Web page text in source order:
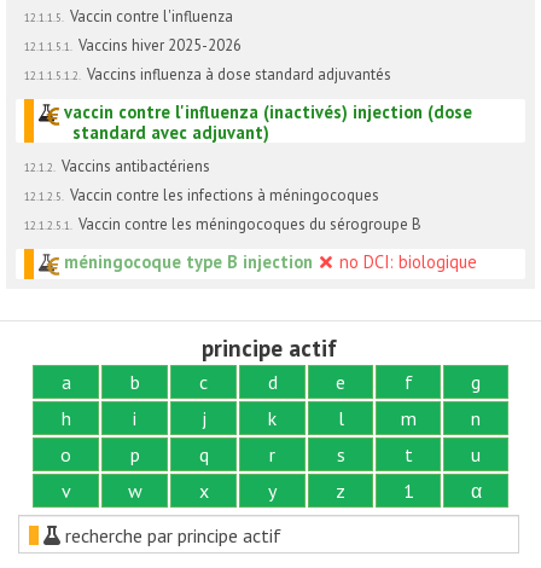
12.1.1.5. Vaccin contre l'influenza
12.1.1.5.1. Vaccins hiver 2025-2026
12.1.1.5.1.2. Vaccins influenza à dose standard adjuvantés
vaccin contre l'influenza (inactivés) injection (dose
standard avec adjuvant)
12.1.2. Vaccins antibactériens
12.1.2.5. Vaccin contre les infections à méningocoques
12.1.2.5.1. Vaccin contre les méningocoques du sérogroupe B
méningocoque type B injection no DCI: biologique
principe actif
a b c d e f
g
h
i j k l m
n
o
p q r s t
u
v
w x y z 1
α
recherche par principe actif